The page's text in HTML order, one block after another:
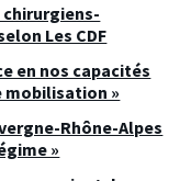
chirurgiens-
Les CDF
en nos capacités
mobilisation »
Rhône-Alpes
»